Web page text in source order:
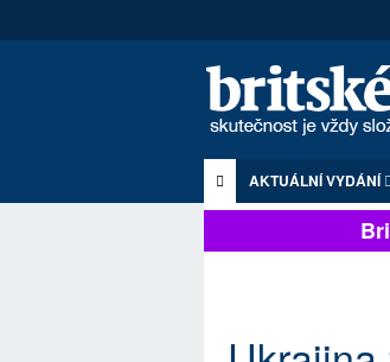
AKTUÁLNÍ VYDÁNÍ